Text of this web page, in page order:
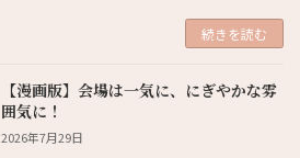
続きを読む
【漫画版】会場は一気に、にぎやかな雰
囲気に！
2026年7月29日